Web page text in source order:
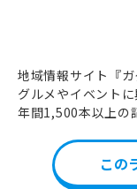
地域情報サイト『
グルメやイベント
年間1,500本以上の
この